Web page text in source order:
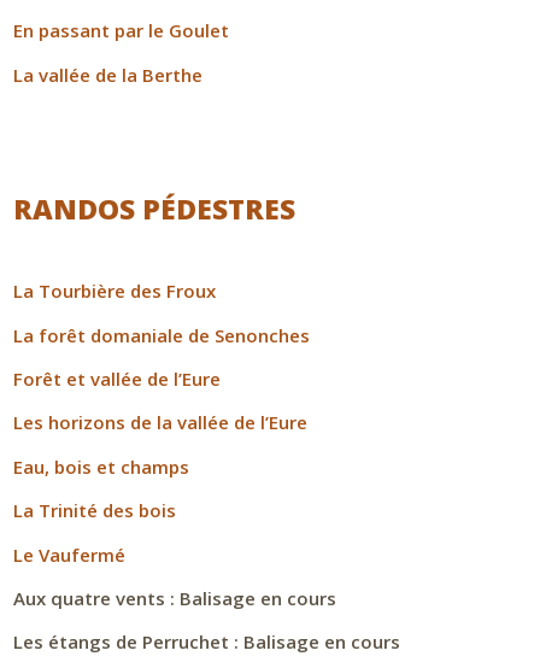
En passant par le Goulet
La vallée de la Berthe
RANDOS PÉDESTRES
La Tourbière des Froux
La forêt domaniale de Senonches
Forêt et vallée de l’Eure
Les horizons de la vallée de l’Eure
Eau, bois et champs
La Trinité des bois
Le Vaufermé
Aux quatre vents : Balisage en cours
Les étangs de Perruchet : Balisage en cours